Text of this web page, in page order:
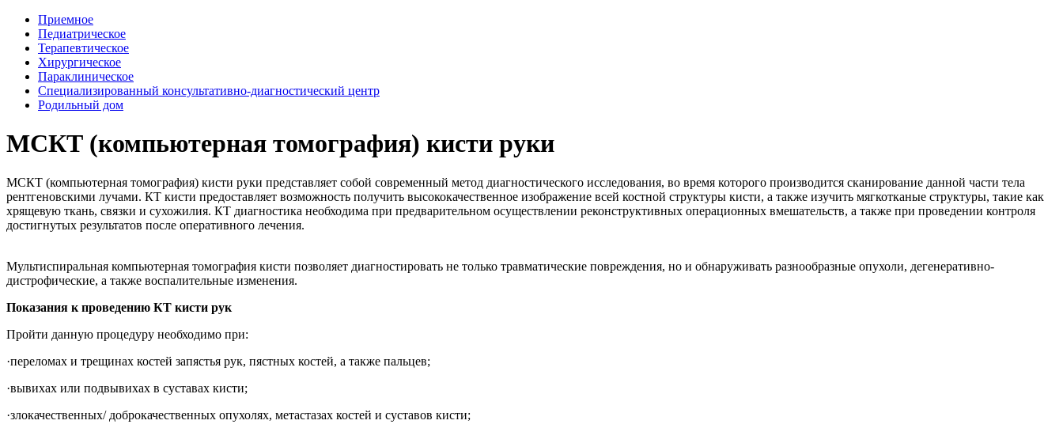
Приемное
Педиатрическое
Терапевтическое
Хирургическое
Параклиническое
Специализированный консультативно-диагностический центр
Родильный дом
МСКТ (компьютерная томография) кисти руки
МСКТ (компьютерная томография) кисти руки представляет собой современный метод диагностического исследования, во время которого производится сканирование данной части тела
рентгеновскими лучами. КТ кисти предоставляет возможность получить высококачественное изображение всей костной структуры кисти, а также изучить мягкотканые структуры, такие как
хрящевую ткань, связки и сухожилия. КТ диагностика необходима при предварительном осуществлении реконструктивных операционных вмешательств, а также при проведении контроля
достигнутых результатов после оперативного лечения.
Мультиспиральная компьютерная томография кисти позволяет диагностировать не только травматические повреждения, но и обнаруживать разнообразные опухоли, дегенеративно-
дистрофические, а также воспалительные изменения.
Показания к проведению КТ кисти рук
Пройти данную процедуру необходимо при:
·переломах и трещинах костей запястья рук, пястных костей, а также пальцев;
·вывихах или подвывихах в суставах кисти;
·злокачественных/ доброкачественных опухолях, метастазах костей и суставов кисти;